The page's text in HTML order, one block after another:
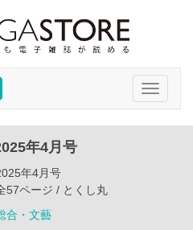
Toggle
年4月号
年4月号
57ページ / とくし丸
合・文藝